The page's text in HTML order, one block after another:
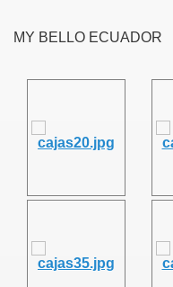
MY BELLO ECUADOR